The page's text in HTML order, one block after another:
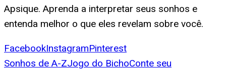
Apsique. Aprenda a interpretar seus sonhos e
entenda melhor o que eles revelam sobre você.
FacebookInstagramPinterest
Sonhos de A-ZJogo do BichoConte seu